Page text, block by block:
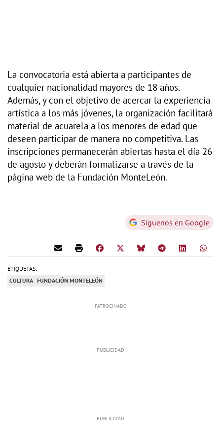
La convocatoria está abierta a participantes de
cualquier nacionalidad mayores de 18 años.
Además, y con el objetivo de acercar la experiencia
artística a los más jóvenes, la organización facilitará
material de acuarela a los menores de edad que
deseen participar de manera no competitiva. Las
inscripciones permanecerán abiertas hasta el día 26
de agosto y deberán formalizarse a través de la
página web de la Fundación MonteLeón.
Síguenos en Google
ETIQUETAS:
CULTURA FUNDACIÓN MONTELEÓN